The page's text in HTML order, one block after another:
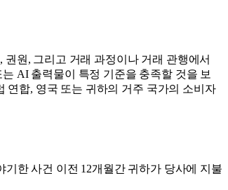
원, 그리고 거래 과정이나 거래 관행에서
AI 출력물이 특정 기준을 충족할 것을 보
연합, 영국 또는 귀하의 거주 국가의 소비자
한 사건 이전 12개월간 귀하가 당사에 지불